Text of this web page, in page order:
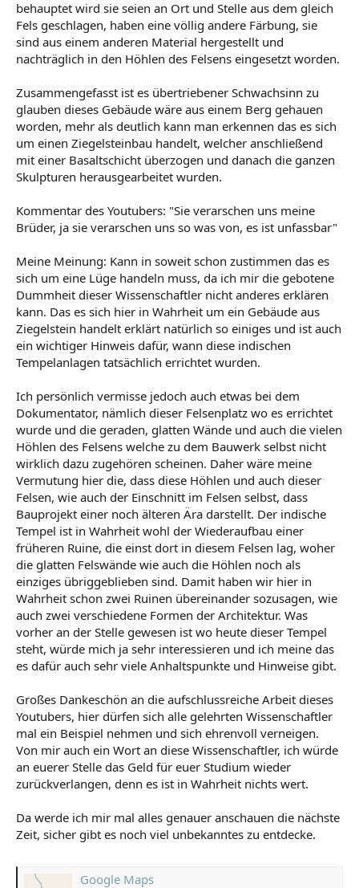
behauptet wird sie seien an Ort und Stelle aus dem gleich
Fels geschlagen, haben eine völlig andere Färbung, sie
sind aus einem anderen Material hergestellt und
nachträglich in den Höhlen des Felsens eingesetzt worden.
Zusammengefasst ist es übertriebener Schwachsinn zu
glauben dieses Gebäude wäre aus einem Berg gehauen
worden, mehr als deutlich kann man erkennen das es sich
um einen Ziegelsteinbau handelt, welcher anschließend
mit einer Basaltschicht überzogen und danach die ganzen
Skulpturen herausgearbeitet wurden.
Kommentar des Youtubers: "Sie verarschen uns meine
Brüder, ja sie verarschen uns so was von, es ist unfassbar"
Meine Meinung: Kann in soweit schon zustimmen das es
sich um eine Lüge handeln muss, da ich mir die gebotene
Dummheit dieser Wissenschaftler nicht anderes erklären
kann. Das es sich hier in Wahrheit um ein Gebäude aus
Ziegelstein handelt erklärt natürlich so einiges und ist auch
ein wichtiger Hinweis dafür, wann diese indischen
Tempelanlagen tatsächlich errichtet wurden.
Ich persönlich vermisse jedoch auch etwas bei dem
Dokumentator, nämlich dieser Felsenplatz wo es errichtet
wurde und die geraden, glatten Wände und auch die vielen
Höhlen des Felsens welche zu dem Bauwerk selbst nicht
wirklich dazu zugehören scheinen. Daher wäre meine
Vermutung hier die, dass diese Höhlen und auch dieser
Felsen, wie auch der Einschnitt im Felsen selbst, dass
Bauprojekt einer noch älteren Ära darstellt. Der indische
Tempel ist in Wahrheit wohl der Wiederaufbau einer
früheren Ruine, die einst dort in diesem Felsen lag, woher
die glatten Felswände wie auch die Höhlen noch als
einziges übriggeblieben sind. Damit haben wir hier in
Wahrheit schon zwei Ruinen übereinander sozusagen, wie
auch zwei verschiedene Formen der Architektur. Was
vorher an der Stelle gewesen ist wo heute dieser Tempel
steht, würde mich ja sehr interessieren und ich meine das
es dafür auch sehr viele Anhaltspunkte und Hinweise gibt.
Großes Dankeschön an die aufschlussreiche Arbeit dieses
Youtubers, hier dürfen sich alle gelehrten Wissenschaftler
mal ein Beispiel nehmen und sich ehrenvoll verneigen.
Von mir auch ein Wort an diese Wissenschaftler, ich würde
an euerer Stelle das Geld für euer Studium wieder
zurückverlangen, denn es ist in Wahrheit nichts wert.
Da werde ich mir mal alles genauer anschauen die nächste
Zeit, sicher gibt es noch viel unbekanntes zu entdecke.
Google Maps